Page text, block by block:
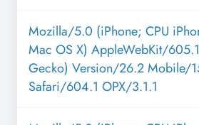
Mozilla/5.0 (iPhone; CPU
Mac OS X) AppleWebKit/
Gecko) Version/26.2 Mobile/
Safari/604.1 OPX/3.1.1